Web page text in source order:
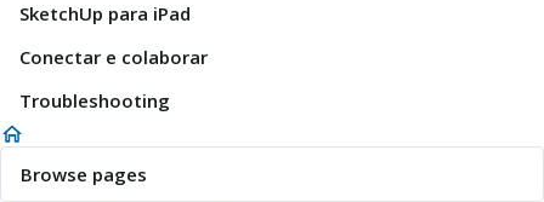
SketchUp para iPad
Conectar e colaborar
Troubleshooting
Browse pages